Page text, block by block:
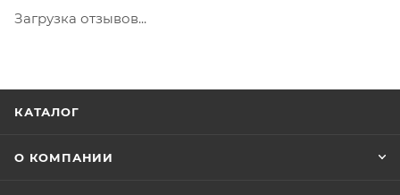
Загрузка отзывов...
КАТАЛОГ
О КОМПАНИИ